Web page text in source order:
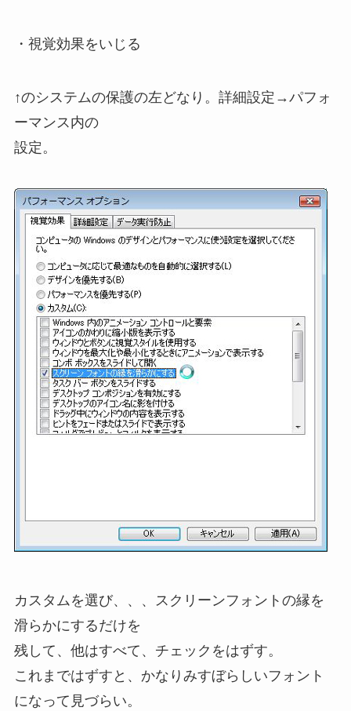
・視覚効果をいじる
↑のシステムの保護の左どなり。詳細設定→パフォ
ーマンス内の
設定。
カスタムを選び、、、スクリーンフォントの縁を
滑らかにするだけを
残して、他はすべて、チェックをはずす。
これまではずすと、かなりみすぼらしいフォント
になって見づらい。